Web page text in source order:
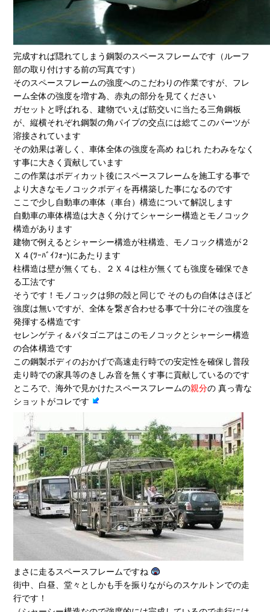
完成すれば隠れてしまう鋼製のスペースフレームです（ルーフ
部の取り付けする前の写真です）
そのスペースフレームの強度へのこだわりの作業ですが、フレ
ーム全体の強度を増す為、赤丸の部分を見てください
ガセットと呼ばれる、建物でいえば筋交いに当たる三角鋼板
が、縦横それぞれ鋼製の角パイプの交点には総てこのパーツが
溶接されています
その効果は著しく、車体全体の強度を高め ねじれ たわみをなく
す事に大きく貢献しています
この作業はボディカット後にスペースフレームを施工する事で
より大きなモノコックボディを再構築した事になるのです
ここで少し自動車の車体（車台）構造について解説します
自動車の車体構造は大きく分けてシャーシー構造とモノコック
構造があります
建物で例えるとシャーシー構造が柱構造、モノコック構造が２
Ｘ４(ﾂｰﾊﾞｲﾌｫｰ)にあたります
柱構造は壁が無くても、２Ｘ４は柱が無くても強度を確保でき
る工法です
そうです！モノコックは卵の殻と同じで そのもの自体はさほど
強度は無いですが、全体を繋ぎ合わせる事で十分にその強度を
発揮する構造です
セレンゲティ＆パタゴニアはこのモノコックとシャーシー構造
の合体構造です
この鋼製ボディのおかげで高速走行時での安定性を確保し普段
走り時での家具等のきしみ音を無くす事に貢献しているのです
ところで、海外で見かけたスペースフレームの親分の 真っ青な
ショットがコレです
まさに走るスペースフレームですね
街中、白昼、堂々としかも手を振りながらのスケルトンでの走
行です！